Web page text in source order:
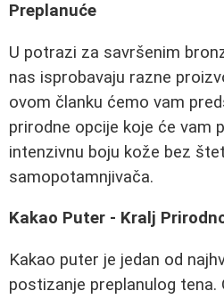
Preplanuće
U potrazi za savršenim
nas isprobavaju razne
ovom članku ćemo vam
prirodne opcije koje će vam
intenzivnu boju kože bez
samopotamnjivača.
Kakao Puter - Kralj
Kakao puter je jedan od
postizanje preplanulog tena.